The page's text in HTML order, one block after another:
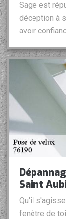
Sage est
déception à
avoir
Saint
Qu'il
fenêtre de